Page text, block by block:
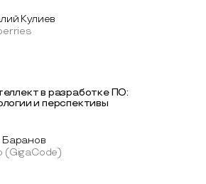
Кулиев
в разработке ПО:
и перспективы
Баранов
(GigaCode)